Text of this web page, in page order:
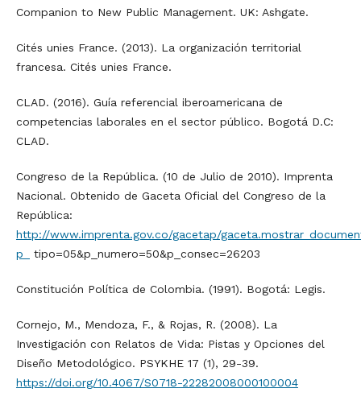
Companion to New Public Management. UK: Ashgate.
Cités unies France. (2013). La organización territorial
francesa. Cités unies France.
CLAD. (2016). Guía referencial iberoamericana de
competencias laborales en el sector público. Bogotá D.C:
CLAD.
Congreso de la República. (10 de Julio de 2010). Imprenta
Nacional. Obtenido de Gaceta Oficial del Congreso de la
República:
http://www.imprenta.gov.co/gacetap/
p_
tipo=05&p_numero=50&p_consec=26203
Constitución Política de Colombia. (1991). Bogotá: Legis.
Cornejo, M., Mendoza, F., & Rojas, R. (2008). La
Investigación con Relatos de Vida: Pistas y Opciones del
Diseño Metodológico. PSYKHE 17 (1), 29-39.
https://doi.org/10.4067/S0718-22282008000100004